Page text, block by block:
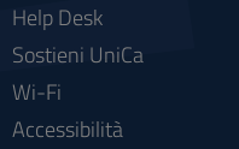
Help Desk
Sostieni UniCa
Wi-Fi
Accessibilità